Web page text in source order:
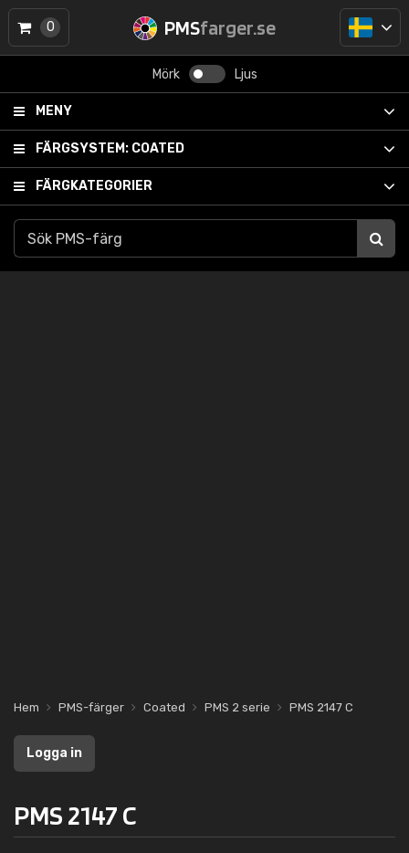
PMSfarger.se
Mörk Ljus
MENY
FÄRGSYSTEM: COATED
FÄRGKATEGORIER
0
Hem PMS-färger Coated PMS 2 serie PMS 2147 C
Logga in
PMS 2147 C